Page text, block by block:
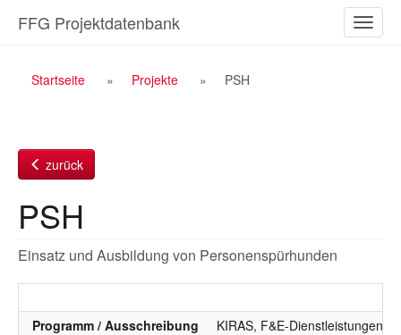
Inhalt
ein-/
FFG Projektdatenbank
Breadcrumb
Startseite Projekte PSH
zurück
PSH
Einsatz und Ausbildung von Personenspürhunden
Programm / Ausschreibung
KIRAS, F&E-Dienstleistungen,